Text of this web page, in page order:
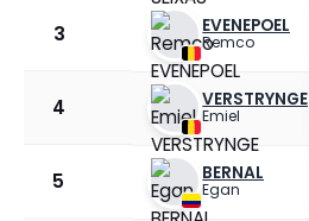
3 EVENEPOEL
Remco
4 VERSTRYNGE
Emiel
5 BERNAL
Egan